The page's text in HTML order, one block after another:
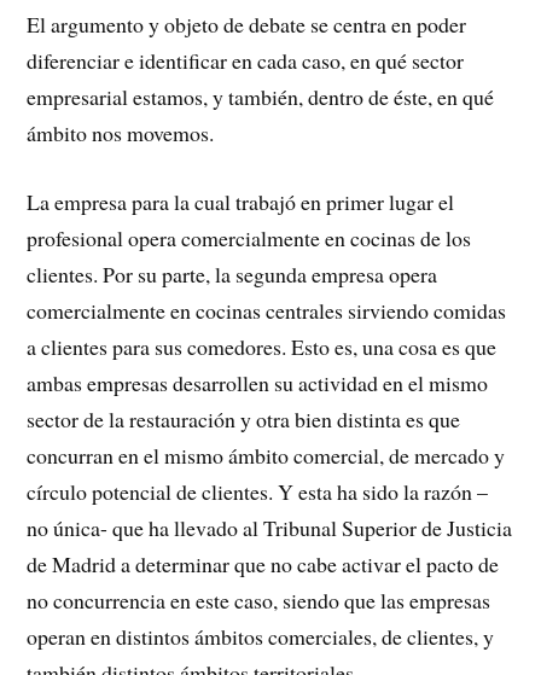
El argumento y objeto de debate se centra en poder
diferenciar e identificar en cada caso, en qué sector
empresarial estamos, y también, dentro de éste, en qué
ámbito nos movemos.
La empresa para la cual trabajó en primer lugar el
profesional opera comercialmente en cocinas de los
clientes. Por su parte, la segunda empresa opera
comercialmente en cocinas centrales sirviendo comidas
a clientes para sus comedores. Esto es, una cosa es que
ambas empresas desarrollen su actividad en el mismo
sector de la restauración y otra bien distinta es que
concurran en el mismo ámbito comercial, de mercado y
círculo potencial de clientes. Y esta ha sido la razón –
no única- que ha llevado al Tribunal Superior de Justicia
de Madrid a determinar que no cabe activar el pacto de
no concurrencia en este caso, siendo que las empresas
operan en distintos ámbitos comerciales, de clientes, y